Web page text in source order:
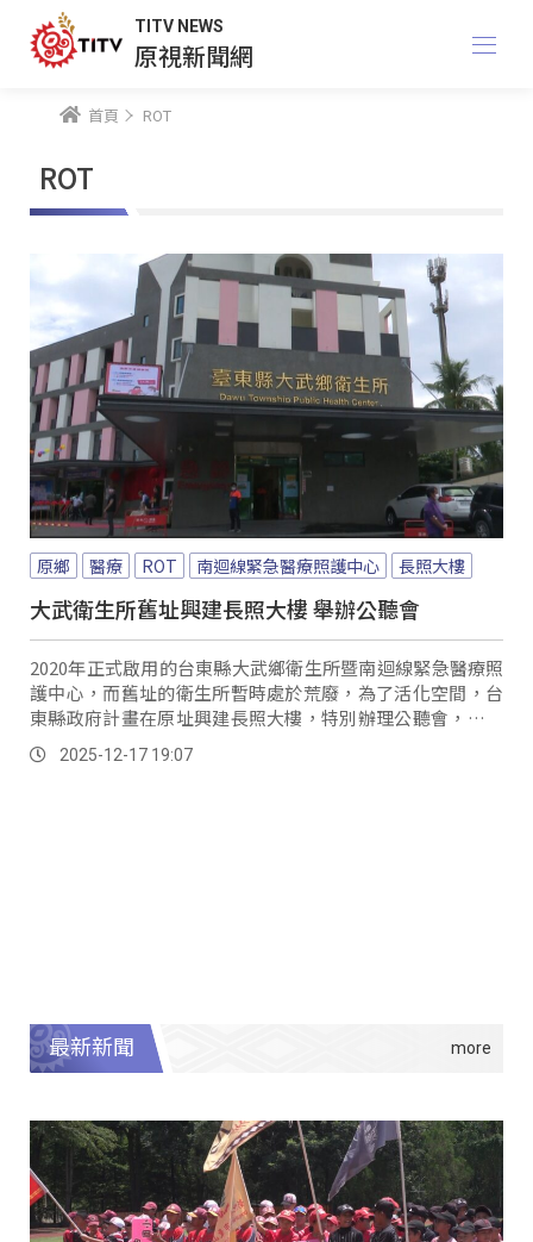
TITV NEWS
原視新聞網
首頁 ROT
ROT
原鄉 醫療 ROT 南迴線緊急醫療照護中心 長照大樓
大武衛生所舊址興建長照大樓 舉辦公聽會
2020年正式啟用的台東縣大武鄉衛生所暨南迴線緊急醫療照
護中心，而舊址的衛生所暫時處於荒廢，為了活化空間，台
東縣政府計畫在原址興建長照大樓，特別辦理公聽會，希望
聽取在地居民的意見需求；南迴健康促進關懷服務協會總幹
事指出，南迴地區對重度失能者的住宿型照護仍有缺口，若
2025-12-17 19:07
最新新聞